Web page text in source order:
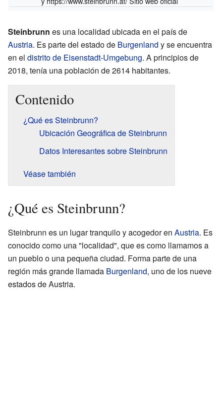
Steinbrunn es una localidad ubicada en el país de
Austria. Es parte del estado de Burgenland y se encuentra
en el distrito de Eisenstadt-Umgebung. A principios de
2018, tenía una población de 2614 habitantes.
Contenido
¿Qué es Steinbrunn?
Ubicación Geográfica de Steinbrunn
Datos Interesantes sobre Steinbrunn
Véase también
¿Qué es Steinbrunn?
Steinbrunn es un lugar tranquilo y acogedor en Austria. Es
conocido como una "localidad", que es como llamamos a
un pueblo o una pequeña ciudad. Forma parte de una
región más grande llamada Burgenland, uno de los nueve
estados de Austria.